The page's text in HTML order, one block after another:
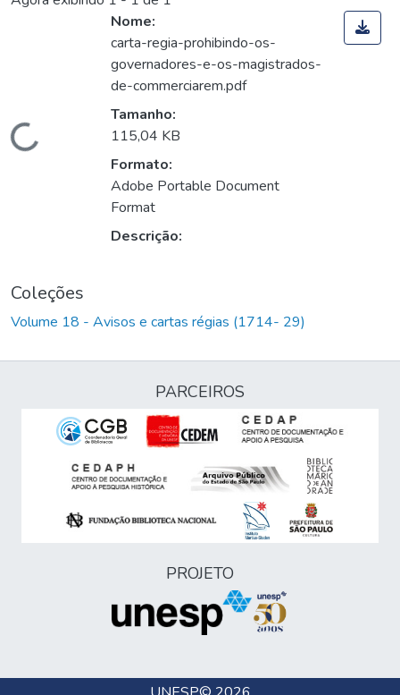
Carregando...
Nome:
carta-regia-prohibindo-os-
governadores-e-os-magistrados-
de-commerciarem.pdf
Tamanho:
115,04 KB
Formato:
Adobe Portable Document
Format
Descrição:
Coleções
Volume 18 - Avisos e cartas régias (1714- 29)
PARCEIROS
PROJETO